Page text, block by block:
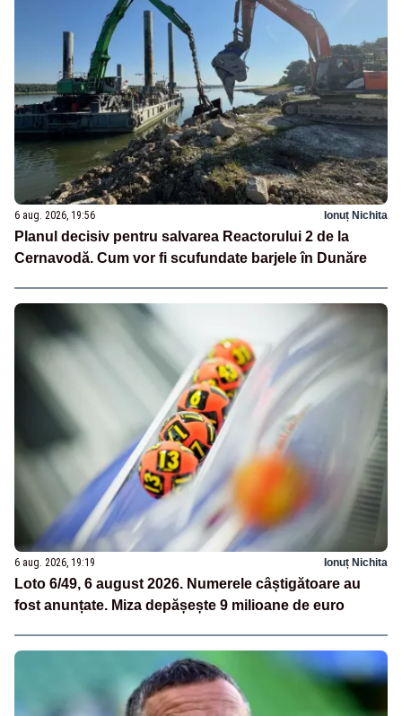
6 aug. 2026, 19:56 Ionuț Nichita
Planul decisiv pentru salvarea Reactorului 2 de la
Cernavodă. Cum vor fi scufundate barjele în Dunăre
6 aug. 2026, 19:19 Ionuț Nichita
Loto 6/49, 6 august 2026. Numerele câștigătoare au
fost anunțate. Miza depășește 9 milioane de euro